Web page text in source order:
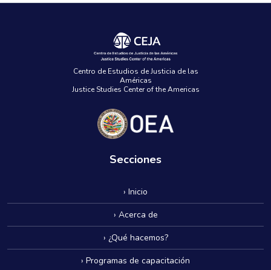
Centro de Estudios de Justicia de las
Américas
Justice Studies Center of the Americas
Secciones
› Inicio
› Acerca de
› ¿Qué hacemos?
› Programas de capacitación